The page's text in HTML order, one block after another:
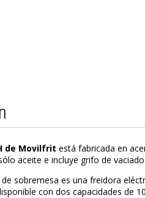
de Movilfritestá fabricada en
aceite e incluye grifo de
de sobremesa es una freidora
con dos capacidades de